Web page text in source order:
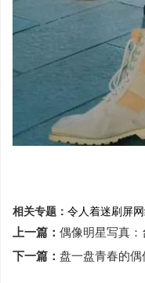
相关专题： 令人着迷刷屏
上一篇： 偶像明星写真：
下一篇： 盘一盘青春的